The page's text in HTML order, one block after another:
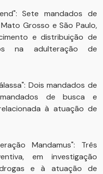
Sete mandados de
Grosso e São Paulo,
e distribuição de
na adulteração de
Dois mandados de
de busca e
à atuação de
Mandamus": Três
em investigação
e à atuação de